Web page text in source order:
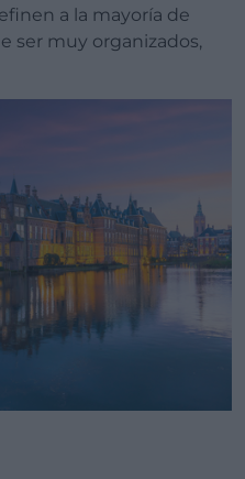
a la mayoría de
ser muy organizados,